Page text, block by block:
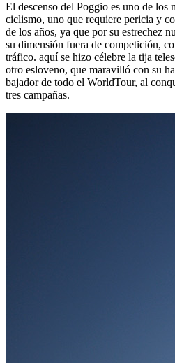
El descenso del Poggio es uno de los
ciclismo, uno que requiere pericia y
de los años, ya que por su estrechez
su dimensión fuera de competición,
tráfico. aquí se hizo célebre la tija
otro esloveno, que maravilló con su
bajador de todo el WorldTour, al
tres campañas.